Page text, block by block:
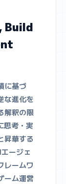
Build
に基づ
な進化を
解釈の限
思考・実
昇華する
ージェ
レームワ
ーム運営